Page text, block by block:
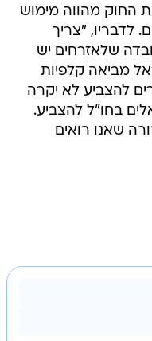
החוק מהווה מימוש
לדבריו, "צריך
שלאזרחים יש
מביאה קלפיות
להצביע לא יקרה
בחו"ל להצביע.
שאנו רואים